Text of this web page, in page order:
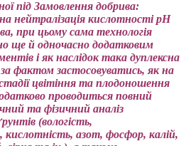
під Замовлення добрива:
нейтралізація кислотності pH
при цьому сама технологія
ще й одночасно додатковим
і як наслідок така дуплексна
фактом застосовуватись, як на
цвітіння та плодоношення
проводиться повний
та фізичний аналіз
(вологість,
кислотність, азот, фосфор, калій,